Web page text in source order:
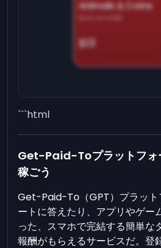
Animals & Coins
$13
```html
Get-Paid-Toプラットフォ
稼ごう
Get-Paid-To（GPT）プラット
ートに答えたり、アプリやゲー
った、スマホで完結する簡単な
報酬がもらえるサービスだ。登